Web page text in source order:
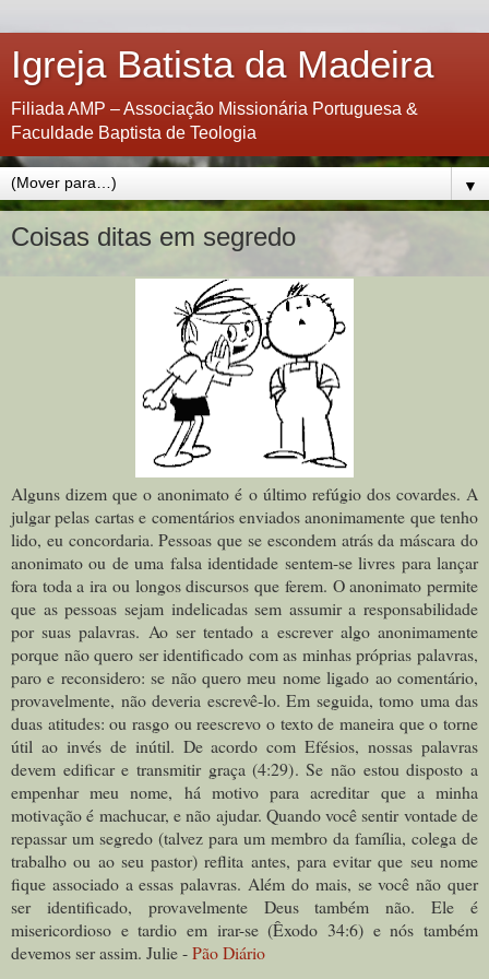
Igreja Batista da Madeira
Filiada AMP – Associação Missionária Portuguesa &
Faculdade Baptista de Teologia
▼
Coisas ditas em segredo
Alguns dizem que o anonimato é o último refúgio dos covardes. A
julgar pelas cartas e comentários enviados anonimamente que tenho
lido, eu concordaria. Pessoas que se escondem atrás da máscara do
anonimato ou de uma falsa identidade sentem-se livres para lançar
fora toda a ira ou longos discursos que ferem. O anonimato permite
que as pessoas sejam indelicadas sem assumir a responsabilidade
por suas palavras. Ao ser tentado a escrever algo anonimamente
porque não quero ser identificado com as minhas próprias palavras,
paro e reconsidero: se não quero meu nome ligado ao comentário,
provavelmente, não deveria escrevê-lo. Em seguida, tomo uma das
duas atitudes: ou rasgo ou reescrevo o texto de maneira que o torne
útil ao invés de inútil. De acordo com Efésios, nossas palavras
devem edificar e transmitir graça (4:29). Se não estou disposto a
empenhar meu nome, há motivo para acreditar que a minha
motivação é machucar, e não ajudar. Quando você sentir vontade de
repassar um segredo (talvez para um membro da família, colega de
trabalho ou ao seu pastor) reflita antes, para evitar que seu nome
fique associado a essas palavras. Além do mais, se você não quer
ser identificado, provavelmente Deus também não. Ele é
misericordioso e tardio em irar-se (Êxodo 34:6) e nós também
devemos ser assim. Julie -Pão Diário